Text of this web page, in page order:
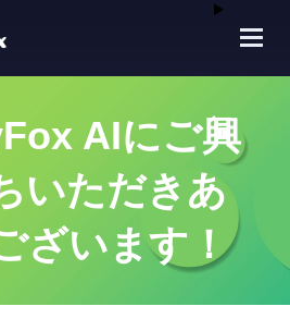
AIにご興
いただきあ
ざいます！